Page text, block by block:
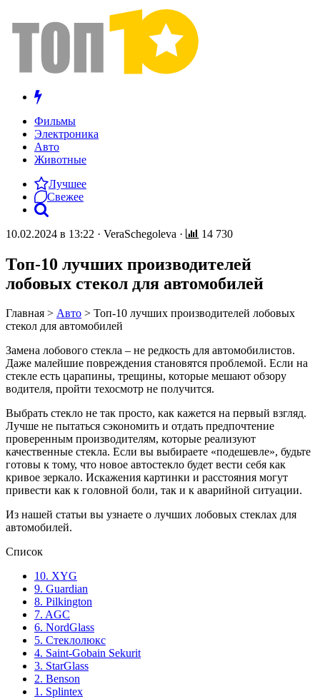
Фильмы
Электроника
Авто
Животные
Лучшее
Свежее
10.02.2024 в 13:22 · VeraSchegoleva · 14 730
Топ-10 лучших производителей
лобовых стекол для автомобилей
Главная > Авто > Топ-10 лучших производителей лобовых
стекол для автомобилей
Замена лобового стекла – не редкость для автомобилистов.
Даже малейшие повреждения становятся проблемой. Если на
стекле есть царапины, трещины, которые мешают обзору
водителя, пройти техосмотр не получится.
Выбрать стекло не так просто, как кажется на первый взгляд.
Лучше не пытаться сэкономить и отдать предпочтение
проверенным производителям, которые реализуют
качественные стекла. Если вы выбираете «подешевле», будьте
готовы к тому, что новое автостекло будет вести себя как
кривое зеркало. Искажения картинки и расстояния могут
привести как к головной боли, так и к аварийной ситуации.
Из нашей статьи вы узнаете о лучших лобовых стеклах для
автомобилей.
Список
10. XYG
9. Guardian
8. Pilkington
7. AGC
6. NordGlass
5. Стеклолюкс
4. Saint-Gobain Sekurit
3. StarGlass
2. Benson
1. Splintex